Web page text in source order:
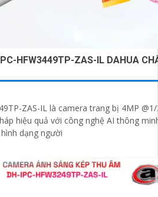
HFW3449TP-ZAS-IL DAHUA
ZAS-IL là camera trang bị 4MP
hiệu quả với công nghệ AI thông
dạng người